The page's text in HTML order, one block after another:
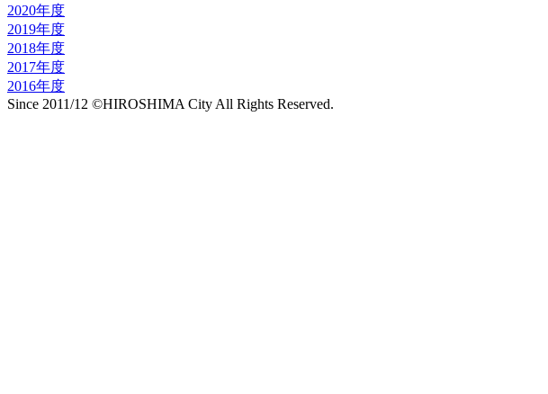
2020年度
2019年度
2018年度
2017年度
2016年度
Since 2011/12 ©HIROSHIMA City All Rights Reserved.